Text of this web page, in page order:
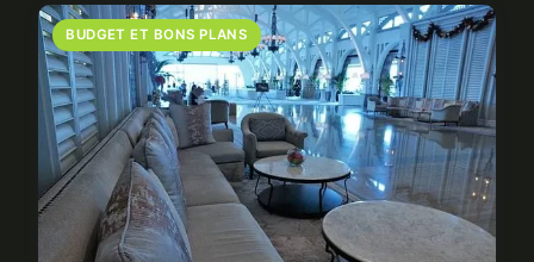
BUDGET ET BONS PLANS